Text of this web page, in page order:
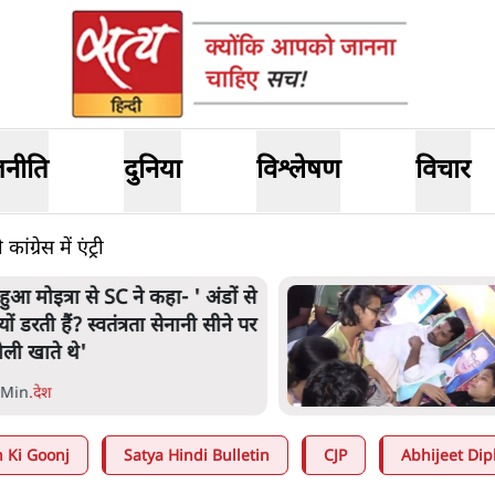
दुनिया विश्लेषण विचार
में एंट्री
मोइत्रा से SC ने कहा- ' अंडों से
डरती हैं? स्वतंत्रता सेनानी सीने पर
खाते थे'
.देश
Ki Goonj Satya Hindi Bulletin CJP Abhijeet